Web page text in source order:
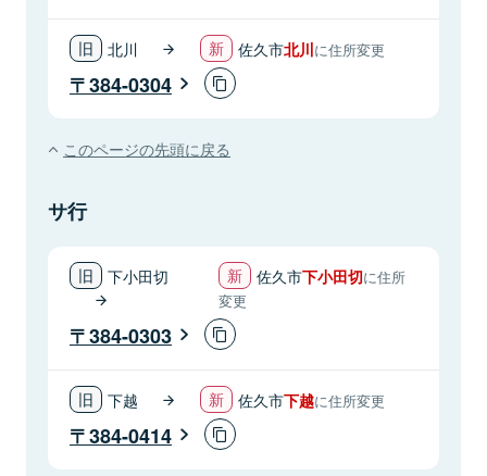
北川 佐久市北川に住所変更
384-0304
このページの先頭に戻る
サ行
下小田切 佐久市下小田切に住所
変更
384-0303
下越 佐久市下越に住所変更
384-0414